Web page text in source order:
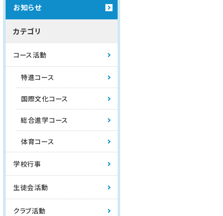
お知らせ
カテゴリ
コース活動
特進コース
国際文化コース
総合進学コース
体育コース
学校行事
生徒会活動
クラブ活動